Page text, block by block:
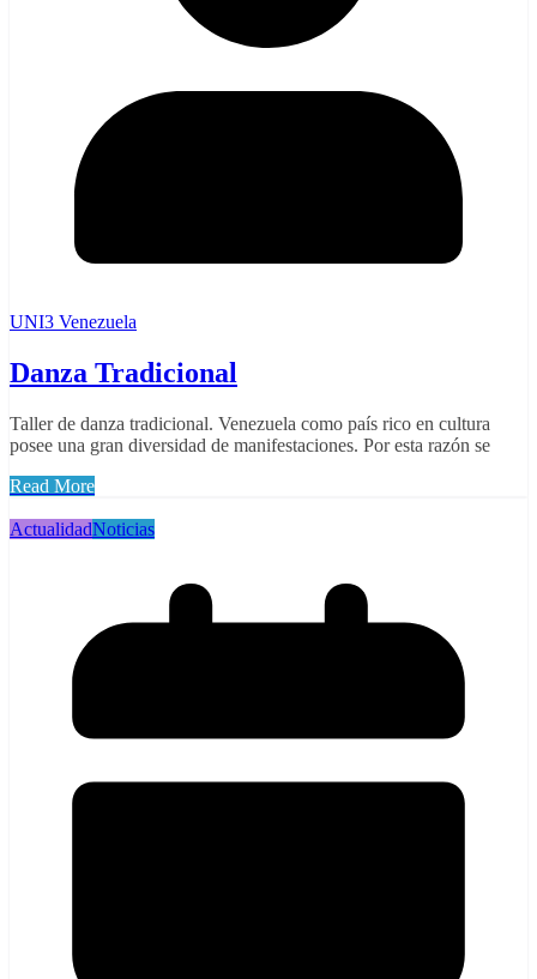
UNI3 Venezuela
Danza Tradicional
Taller de danza tradicional. Venezuela como país rico en cultura
posee una gran diversidad de manifestaciones. Por esta razón se
Read More
ActualidadNoticias